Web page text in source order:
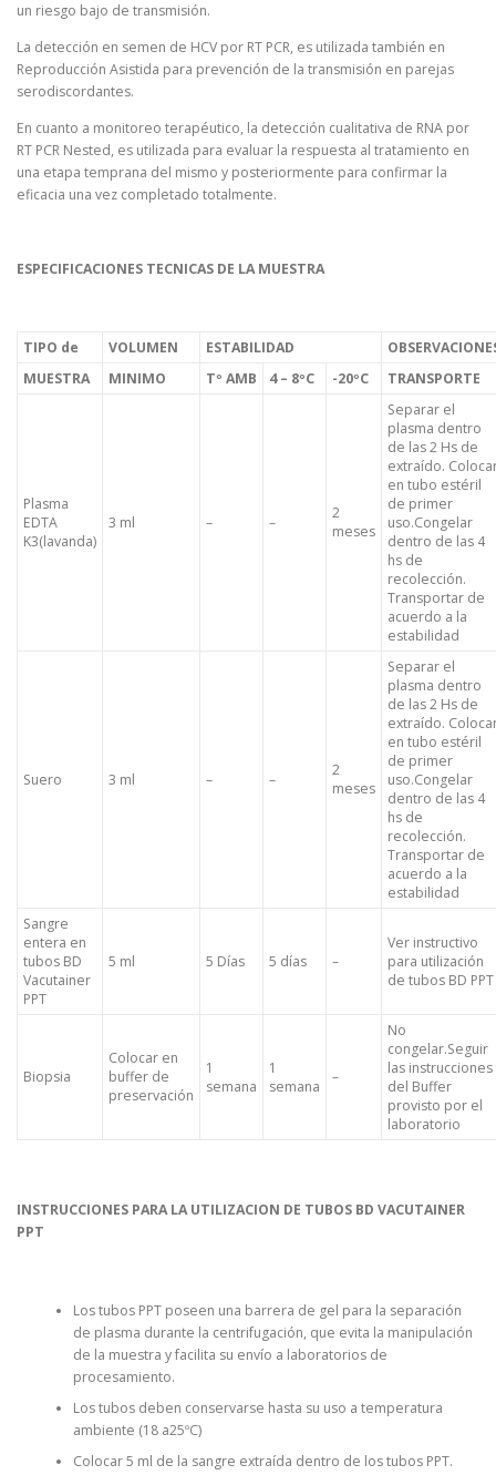
un riesgo bajo de transmisión.
La detección en semen de HCV por RT PCR, es utilizada también en
Reproducción Asistida para prevención de la transmisión en parejas
serodiscordantes.
En cuanto a monitoreo terapéutico, la detección cualitativa de RNA por
RT PCR Nested, es utilizada para evaluar la respuesta al tratamiento en
una etapa temprana del mismo y posteriormente para confirmar la
eficacia una vez completado totalmente.
ESPECIFICACIONES TECNICAS DE LA MUESTRA
TIPO de VOLUMEN ESTABILIDAD
MUESTRA
MINIMO Tº AMB 4 – 8ºC -20ºC TRANSPORTE
Plasma
EDTA
K3(lavanda)
3 ml – –
2
meses
Separar el
plasma dentro
de las 2 Hs de
extraído.
en tubo estéril
de primer
uso.Congelar
dentro de las 4
hs de
recolección.
Transportar de
acuerdo a la
estabilidad
Suero 3 ml – –
2
meses
Separar el
plasma dentro
de las 2 Hs de
extraído.
en tubo estéril
de primer
uso.Congelar
dentro de las 4
hs de
recolección.
Transportar de
acuerdo a la
estabilidad
Sangre
entera en
tubos BD
Vacutainer
PPT
5 ml 5 Días 5 días –
Ver instructivo
para utilización
de tubos BD PPT
Biopsia
Colocar en
buffer de
preservación
1
semana
1
semana
–
No
congelar.Seguir
las instrucciones
del Buffer
provisto por el
laboratorio
INSTRUCCIONES PARA LA UTILIZACION DE TUBOS BD VACUTAINER
PPT
Los tubos PPT poseen una barrera de gel para la separación
de plasma durante la centrifugación, que evita la manipulación
de la muestra y facilita su envío a laboratorios de
procesamiento.
Los tubos deben conservarse hasta su uso a temperatura
ambiente (18 a25ºC)
Colocar 5 ml de la sangre extraída dentro de los tubos PPT.